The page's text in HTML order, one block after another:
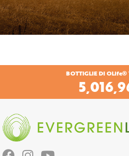
BOTTIGLIE DI OLife®